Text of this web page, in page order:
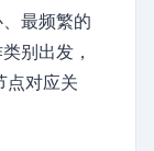
最频繁的
别出发，
点对应关